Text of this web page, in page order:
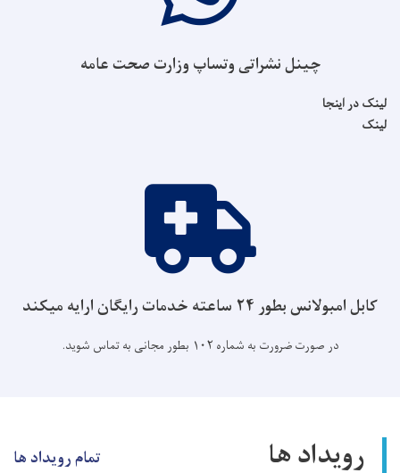
چینل نشراتی وتساپ وزارت صحت عامه
لینک در اینجا
لینک
کابل امبولانس بطور ۲۴ ساعته خدمات رایگان ارایه میکند
در صورت ضرورت به شماره ۱۰۲ بطور مجانی به تماس شوید.
رویداد ها تمام رویداد ها